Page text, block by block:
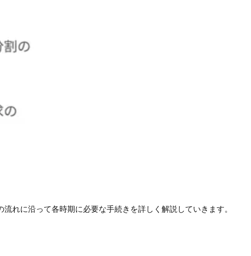
れに沿って各時期に必要な手続きを詳しく解説していきます。